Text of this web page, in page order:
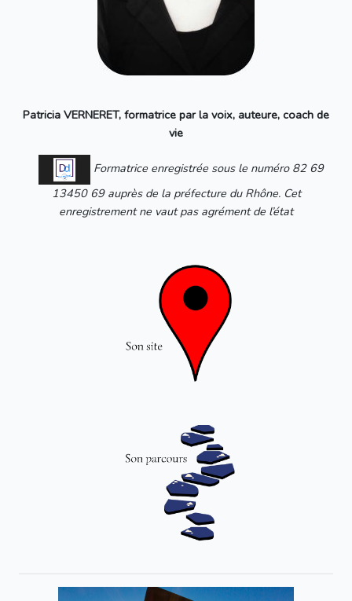
Patricia VERNERET, formatrice par la voix, auteure, coach de
vie
Formatrice enregistrée sous le numéro 82 69
13450 69 auprès de la préfecture du Rhône. Cet
enregistrement ne vaut pas agrément de l’état